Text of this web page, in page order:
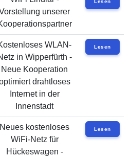
unserer
Lesen
WLAN-
in Wipperfürth -
Neue Kooperation
drahtloses
Internet in der
Innenstadt
Lesen
Neues kostenloses
WiFi-Netz für
Hückeswagen -
Lesen